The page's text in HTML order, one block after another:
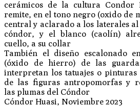
cerámicos de la cultura Condor
remite, en el tono negro (oxido de
central y aclarado a los laterales al
cóndor, y el blanco (caolín)
cuello, a su collar
También el diseño escalonado
(óxido de hierro) de las
interpretan los tatuajes o pinturas
de las figuras antropomorfas y
las plumas del Cóndor
Cóndor Huasi, Noviembre 2023